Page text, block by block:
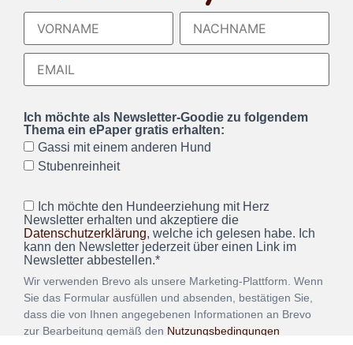
Ich möchte als Newsletter-Goodie zu folgendem
Thema ein ePaper gratis erhalten:
Gassi mit einem anderen Hund
Stubenreinheit
Ich möchte den Hundeerziehung mit Herz
Newsletter erhalten und akzeptiere die
Datenschutzerklärung, welche ich gelesen habe. Ich
kann den Newsletter jederzeit über einen Link im
Newsletter abbestellen.*
Wir verwenden Brevo als unsere Marketing-Plattform. Wenn
Sie das Formular ausfüllen und absenden, bestätigen Sie,
dass die von Ihnen angegebenen Informationen an Brevo
zur Bearbeitung gemäß den Nutzungsbedingungen